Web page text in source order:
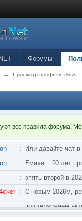
Форумы
→ Просмотр профиля: Jeck
все правила форума.
:
Или давайте чат
:
Емааа... 20 лет
:
опять второй в
:
С новым 2026м,
:
поддерживаем